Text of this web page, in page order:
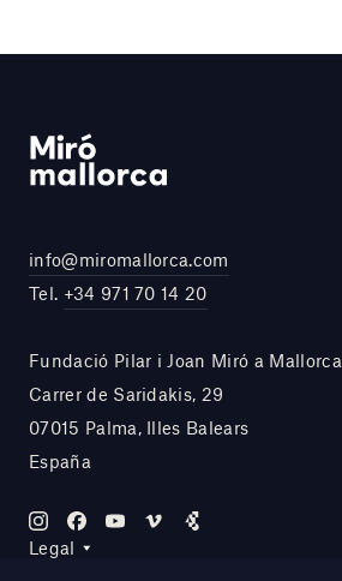
info@miromallorca.com
Tel. +34 971 70 14 20
Fundació Pilar i Joan Miró a Mallorca
Carrer de Saridakis, 29
07015 Palma, Illes Balears
España
Legal